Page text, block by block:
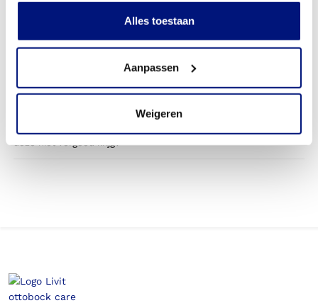
Alles toestaan
Aanpassen
Weigeren
Wat valt er binnen de vergoeding van een heuporthese?
Wordt een heuporthese die ik gebruik voor sporten betaald
door mijn zorgverzekering?
Betaal ik een eigen bijdrage voor de heuporthese?
deze niet vergoed krijg?